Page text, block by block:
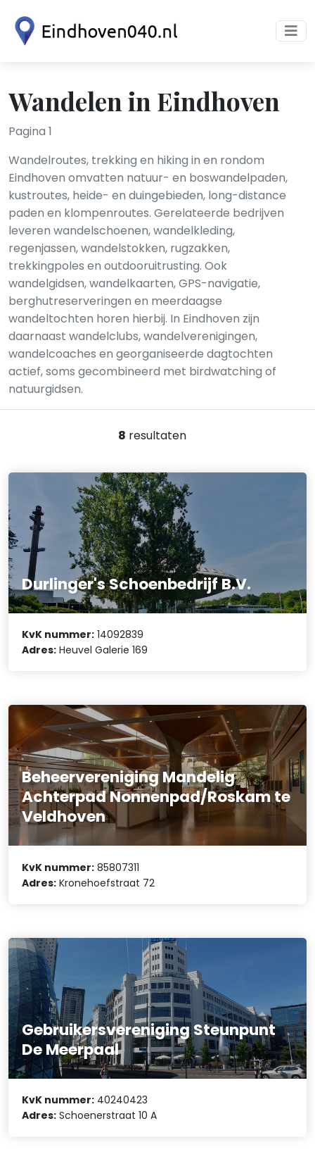
Wandelen in Eindhoven
Pagina 1
Wandelroutes, trekking en hiking in en rondom
Eindhoven omvatten natuur- en boswandelpaden,
kustroutes, heide- en duingebieden, long-distance
paden en klompenroutes. Gerelateerde bedrijven
leveren wandelschoenen, wandelkleding,
regenjassen, wandelstokken, rugzakken,
trekkingpoles en outdooruitrusting. Ook
wandelgidsen, wandelkaarten, GPS-navigatie,
berghutreserveringen en meerdaagse
wandeltochten horen hierbij. In Eindhoven zijn
daarnaast wandelclubs, wandelverenigingen,
wandelcoaches en georganiseerde dagtochten
actief, soms gecombineerd met birdwatching of
natuurgidsen.
8 resultaten
Durlinger's Schoenbedrijf B.V.
KvK nummer: 14092839
Adres: Heuvel Galerie 169
Beheervereniging Mandelig
Achterpad Nonnenpad/Roskam te
Veldhoven
KvK nummer: 85807311
Adres: Kronehoefstraat 72
Gebruikersvereniging Steunpunt
De Meerpaal
KvK nummer: 40240423
Adres: Schoenerstraat 10 A